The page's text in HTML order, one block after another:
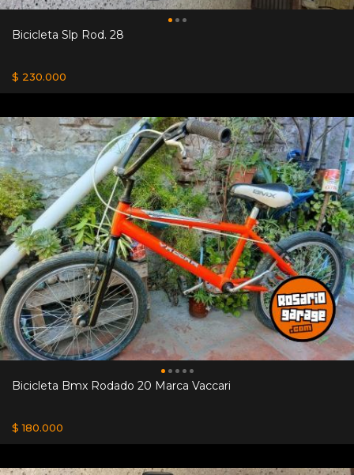
Bicicleta Slp Rod. 28
$ 230.000
Bicicleta Bmx Rodado 20 Marca Vaccari
$ 180.000